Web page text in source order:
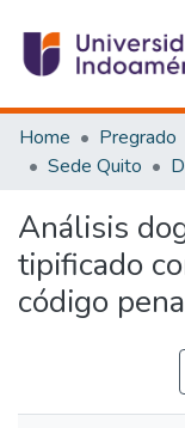
Communities &
All of DSpace
Estadísticas
Home Pregrado
Sede Quito
Análisis
tipificado
código